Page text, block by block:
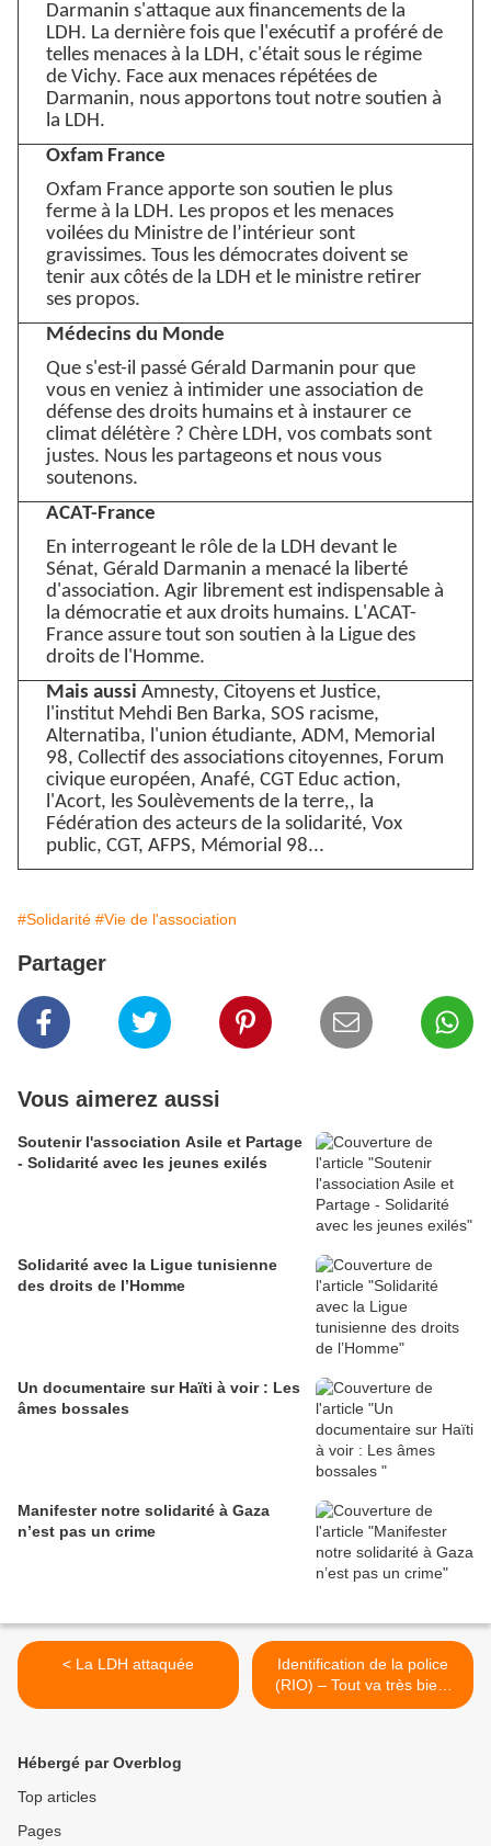
Darmanin s'attaque aux financements de la
LDH. La dernière fois que l'exécutif a proféré de
telles menaces à la LDH, c'était sous le régime
de Vichy. Face aux menaces répétées de
Darmanin, nous apportons tout notre soutien à
la LDH.
Oxfam France
Oxfam France apporte son soutien le plus
ferme à la LDH. Les propos et les menaces
voilées du Ministre de l’intérieur sont
gravissimes. Tous les démocrates doivent se
tenir aux côtés de la LDH et le ministre retirer
ses propos.
Médecins du Monde
Que s'est-il passé Gérald Darmanin pour que
vous en veniez à intimider une association de
défense des droits humains et à instaurer ce
climat délétère ? Chère LDH, vos combats sont
justes. Nous les partageons et nous vous
soutenons.
ACAT-France
En interrogeant le rôle de la LDH devant le
Sénat, Gérald Darmanin a menacé la liberté
d'association. Agir librement est indispensable à
la démocratie et aux droits humains. L'ACAT-
France assure tout son soutien à la Ligue des
droits de l'Homme.
Mais aussi Amnesty, Citoyens et Justice,
l'institut Mehdi Ben Barka, SOS racisme,
Alternatiba, l'union étudiante, ADM, Memorial
98, Collectif des associations citoyennes, Forum
civique européen, Anafé, CGT Educ action,
l'Acort, les Soulèvements de la terre,, la
Fédération des acteurs de la solidarité, Vox
public, CGT, AFPS, Mémorial 98...
#Solidarité #Vie de l'association
Partager
Vous aimerez aussi
Soutenir l'association Asile et Partage
- Solidarité avec les jeunes exilés
Solidarité avec la Ligue tunisienne
des droits de l’Homme
Un documentaire sur Haïti à voir : Les
âmes bossales
Manifester notre solidarité à Gaza
n’est pas un crime
< La LDH attaquée
Identification de la police
(RIO) – Tout va très bien,
Madame la Marquise ! >
Hébergé par Overblog
Top articles
Pages